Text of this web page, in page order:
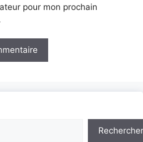
pour mon prochain
Rechercher